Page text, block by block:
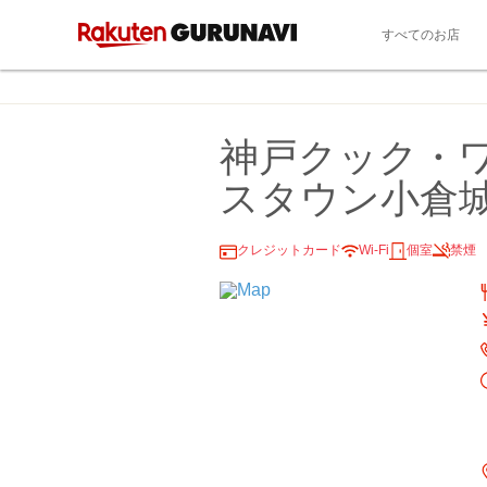
すべてのお店
神戸クック・
スタウン小倉
クレジットカード Wi-Fi 個室 禁煙